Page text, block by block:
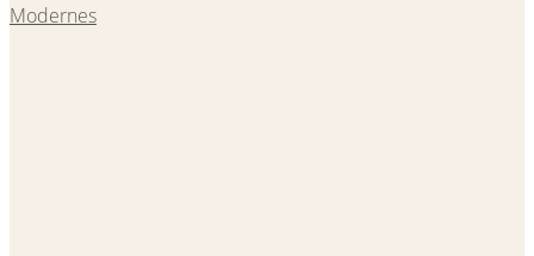
Modernes